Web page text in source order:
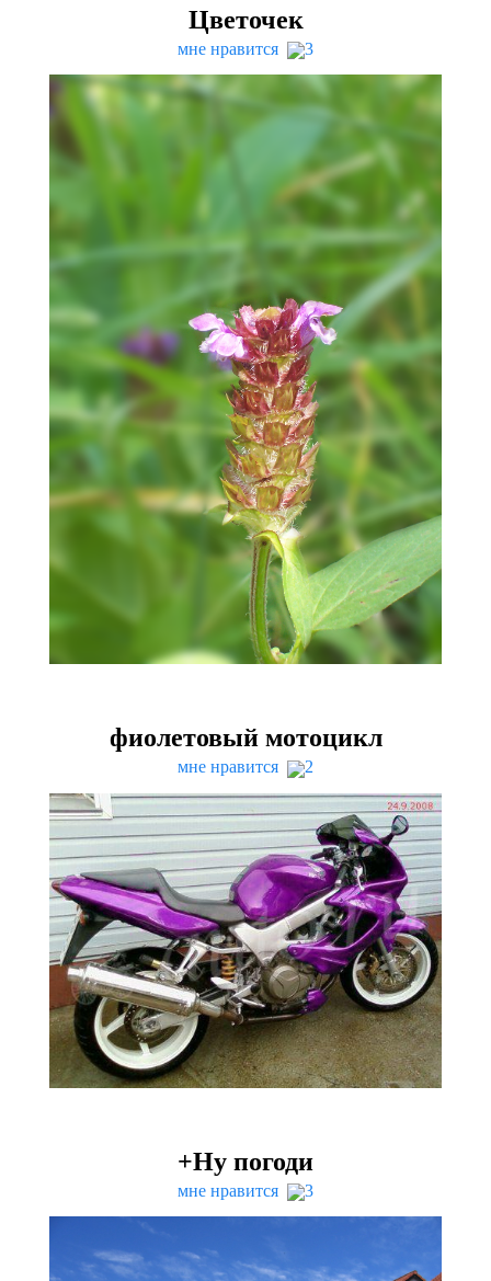
Цветочек
мне нравится 3
фиолетовый мотоцикл
мне нравится 2
+Ну погоди
мне нравится 3